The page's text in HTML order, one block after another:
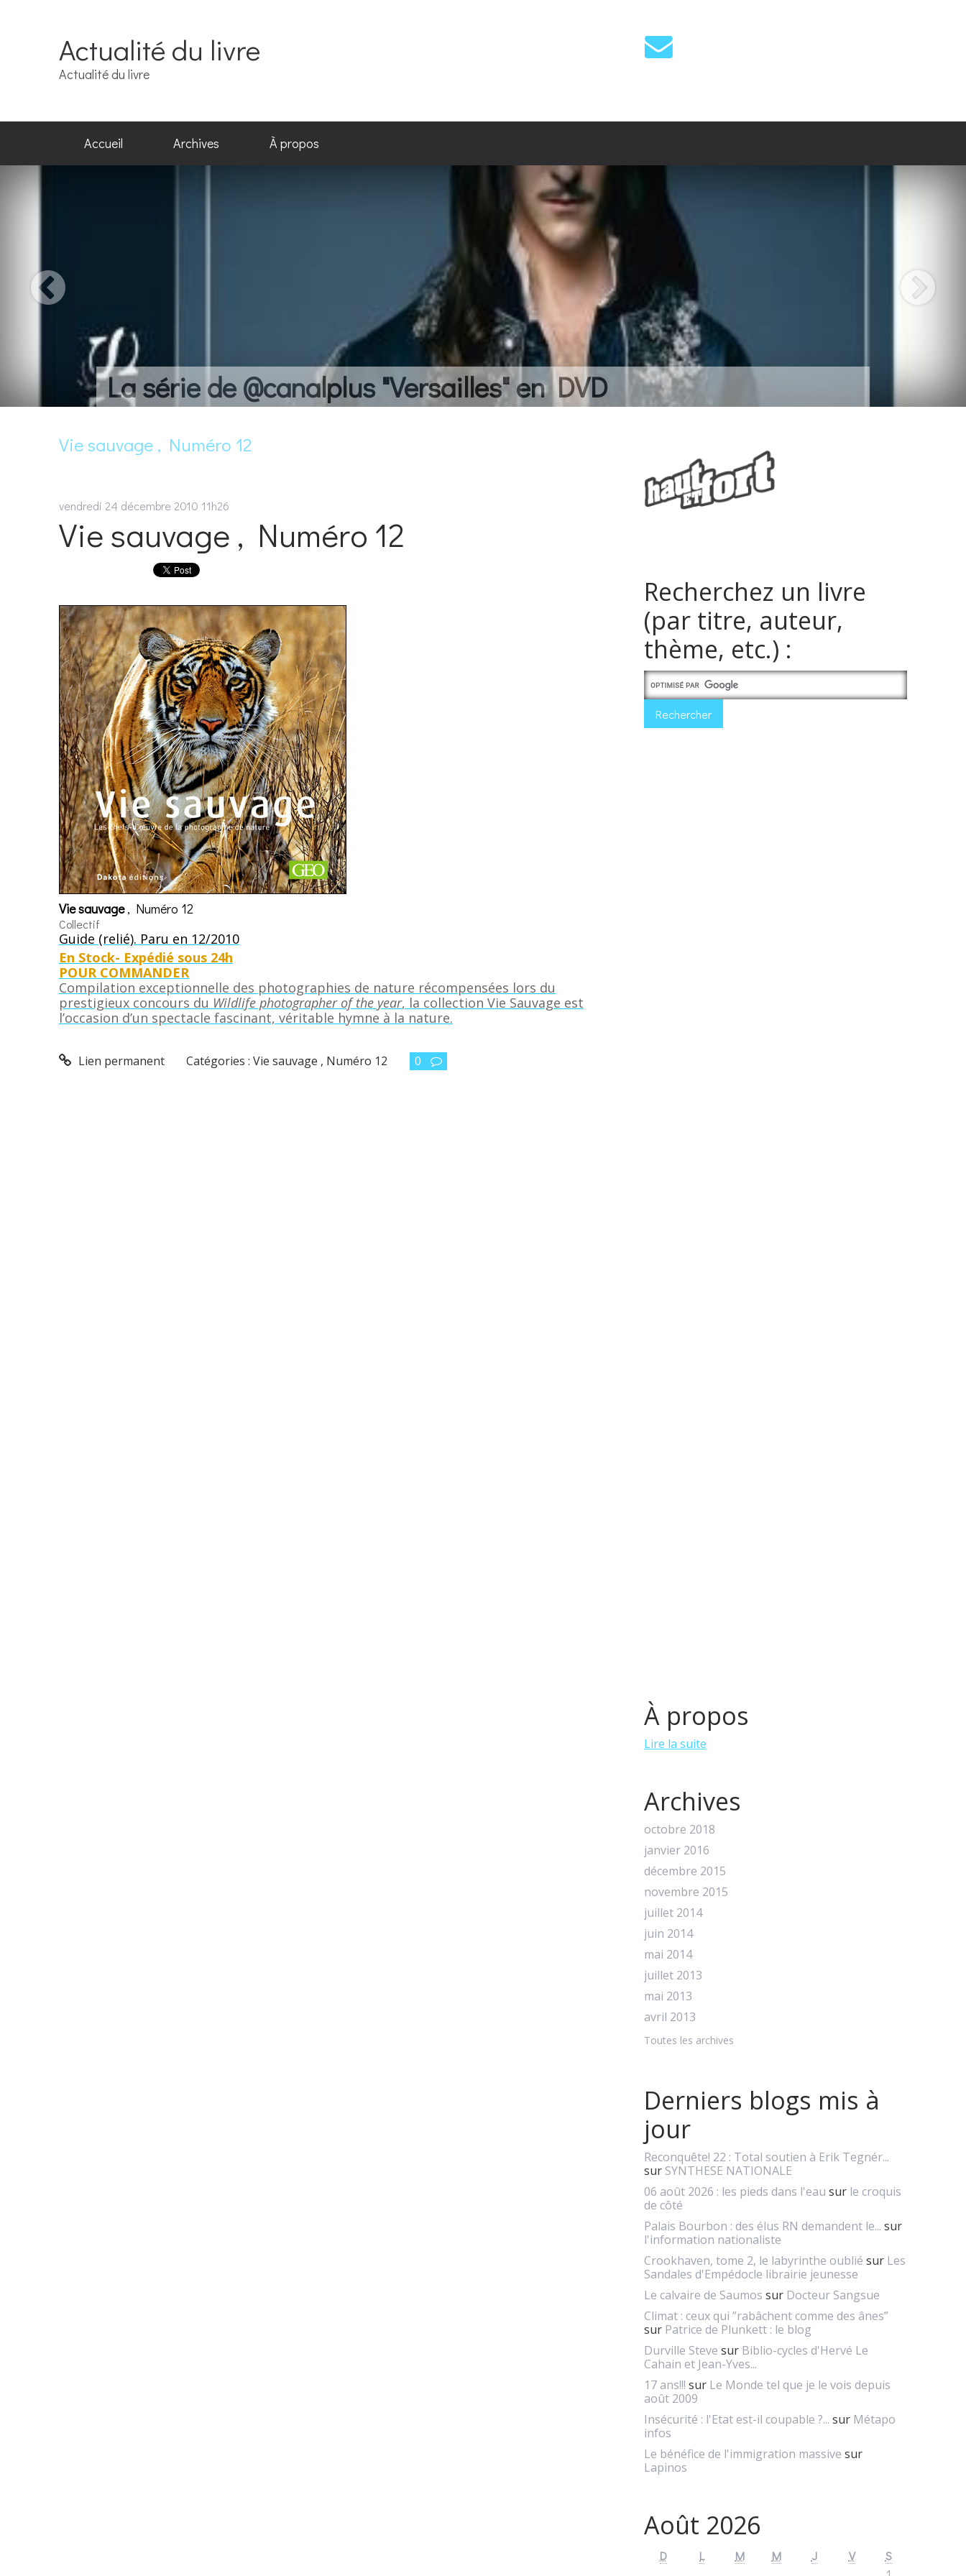
Actualité du livre
Actualité du livre
Accueil Archives À propos
La série de @canalplus "Versailles" en DVD
Vie sauvage , Numéro 12
vendredi 24 décembre 2010 11h26
Vie sauvage , Numéro 12
Vie sauvage, Numéro 12
Collectif
Guide (relié). Paru en 12/2010
En Stock- Expédié sous 24h
POUR COMMANDER
Compilation exceptionnelle des photographies de nature récompensées lors du
prestigieux concours du Wildlife photographer of the year, la collection Vie Sauvage est
l’occasion d’un spectacle fascinant, véritable hymne à la nature.
Lien permanent Catégories :Vie sauvage , Numéro 12 0
Recherchez un livre
(par titre, auteur,
thème, etc.) :
À propos
Lire la suite
Archives
octobre 2018
janvier 2016
décembre 2015
novembre 2015
juillet 2014
juin 2014
mai 2014
juillet 2013
mai 2013
avril 2013
Toutes les archives
Derniers blogs mis à
jour
Reconquête! 22 : Total soutien à Erik Tegnér...
sur SYNTHESE NATIONALE
06 août 2026 : les pieds dans l'eau sur le croquis
de côté
Palais Bourbon : des élus RN demandent le... sur
l'information nationaliste
Crookhaven, tome 2, le labyrinthe oublié sur Les
Sandales d'Empédocle librairie jeunesse
Le calvaire de Saumos sur Docteur Sangsue
Climat : ceux qui ”rabâchent comme des ânes”
sur Patrice de Plunkett : le blog
Durville Steve sur Biblio-cycles d'Hervé Le
Cahain et Jean-Yves...
17 ans!!! sur Le Monde tel que je le vois depuis
août 2009
Insécurité : l'Etat est-il coupable ?... sur Métapo
infos
Le bénéfice de l'immigration massive sur
Lapinos
Août 2026
D L M M J V
S